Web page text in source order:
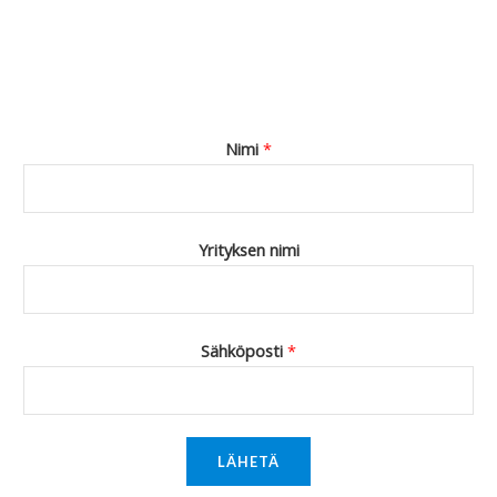
Nimi *
Yrityksen nimi
Sähköposti *
LÄHETÄ